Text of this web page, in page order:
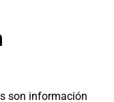
son información